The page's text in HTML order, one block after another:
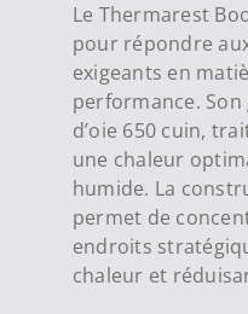
Le Thermarest
pour répondre
exigeants en
performance.
d’oie 650 cuin,
une chaleur
humide. La
permet de
endroits
chaleur et